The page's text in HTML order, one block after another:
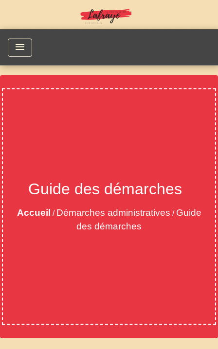
menu
Guide des démarches
Accueil / Démarches administratives / Guide
des démarches